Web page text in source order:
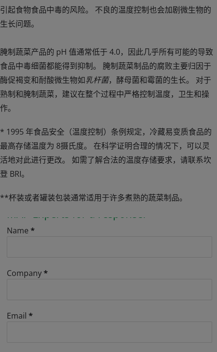
引起食物食品中毒的风险。 不良的温度控制也会加剧微生物的
生长问题。
腌制蔬菜产品的 pH 值通常低于 4.0，因此几乎所有可能的导致
食品中毒细菌都能得到抑制。 腌制蔬菜制品的腐败主要归因于
酶促褐变和耐酸微生物如乳杆菌，酵母菌和霉菌的生长。 对于
熟制和腌制蔬菜，建议在整个过程中严格控制温度，卫生和操
作。
* 1995 年食品安全（温度控制）条例规定，冷藏易变质食品的
最高存储温度为 8摄氏度。 在科学证明合理的情况下，可以灵
活地对此进行更改。 如需了解合法的温度存储要求，请联系坎
登 BRI。
**杯装或者罐装包装通常适用于许多煮熟的蔬菜制品。
Please use the area below to submit your
enquiry. It will then be passed on to our
MAP Experts for a response.
Name *
Company*
Email *